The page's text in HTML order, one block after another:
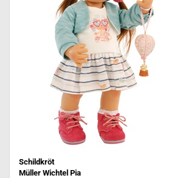
Schildkröt
Müller Wichtel Pia